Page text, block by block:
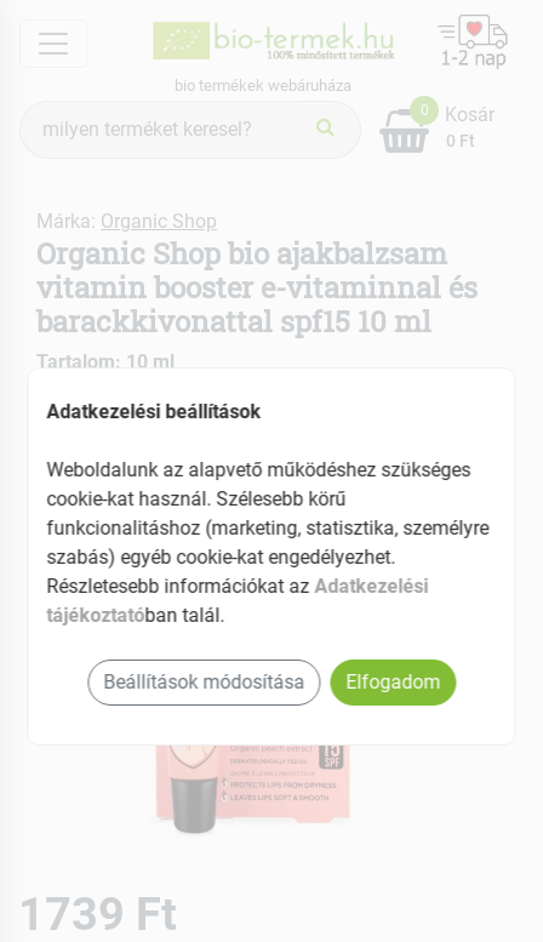
menu
bio termékek webáruháza
keresés
0
0 Ft
Kosár
Márka: Organic Shop
Organic Shop bio ajakbalzsam
vitamin booster e-vitaminnal és
barackkivonattal spf15 10 ml
Tartalom: 10 ml
1739 Ft
Adatkezelési beállítások
Weboldalunk az alapvető működéshez szükséges
cookie-kat használ. Szélesebb körű
funkcionalitáshoz (marketing, statisztika, személyre
szabás) egyéb cookie-kat engedélyezhet.
Részletesebb információkat azAdatkezelési
tájékoztatóban talál.
Beállítások módosítása Elfogadom